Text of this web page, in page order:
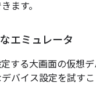
ます。
エミュレータ
する大画面の仮想デ
バイス設定を試すこ